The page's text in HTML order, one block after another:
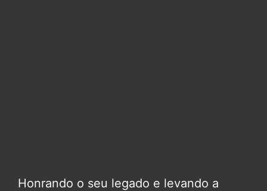
Honrando o seu legado e levando a